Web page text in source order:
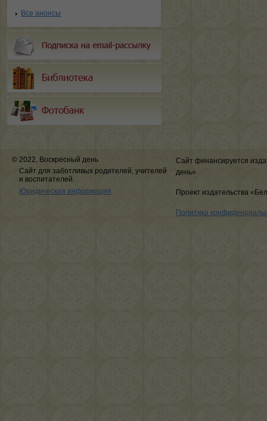
Все анонсы
© 2022, Воскресный день
Сайт для заботливых родителей, учителей
и воспитателей.
Юридическая информация
Сайт финансируется
день»
Проект издательства
Политика